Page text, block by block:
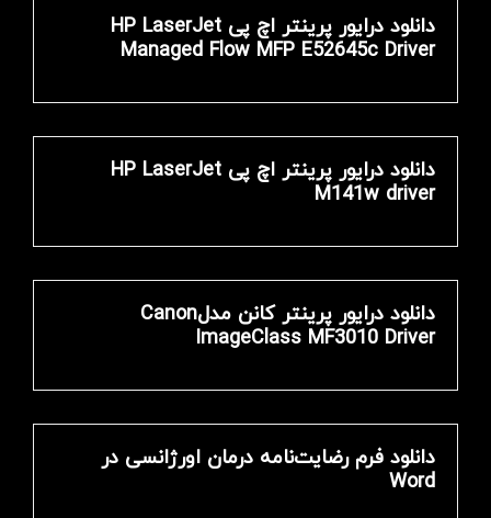
دانلود درایور پرینتر اچ پی HP LaserJet
Managed Flow MFP E52645c Driver
دانلود درایور پرینتر اچ پی HP LaserJet
M141w driver
دانلود درایور پرینتر کانن مدلCanon
ImageClass MF3010 Driver
دانلود فرم رضایت‌نامه درمان اورژانسی در
Word